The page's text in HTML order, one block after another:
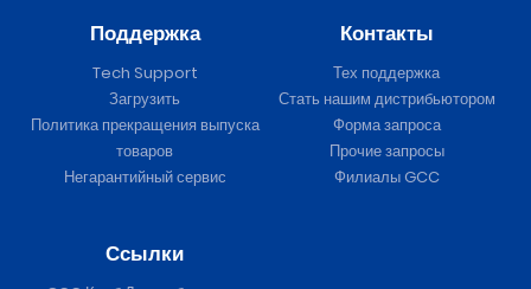
Поддержка
Tech Support
Загрузить
Политика прекращения выпуска
товаров
Негарантийный сервис
Контакты
Тех поддержка
Стать нашим дистрибьютором
Форма запроса
Прочие запросы
Филиалы GCC
Ссылки